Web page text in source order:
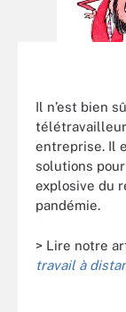
Il n’est bien
entreprise. Il
solutions
explosive du
pandémie.
> Lire notre
travail à